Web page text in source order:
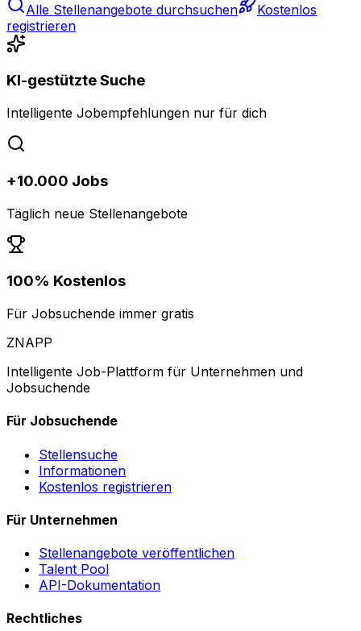
Alle Stellenangebote durchsuchen
Kostenlos
registrieren
KI-gestützte Suche
Intelligente Jobempfehlungen nur für dich
+10.000 Jobs
Täglich neue Stellenangebote
100% Kostenlos
Für Jobsuchende immer gratis
ZNAPP
Intelligente Job-Plattform für Unternehmen und
Jobsuchende
Für Jobsuchende
Stellensuche
Informationen
Kostenlos registrieren
Für Unternehmen
Stellenangebote veröffentlichen
Talent Pool
API-Dokumentation
Rechtliches